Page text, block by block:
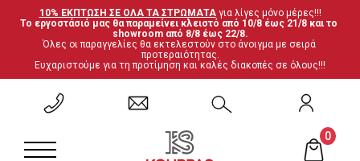
10% ΕΚΠΤΩΣΗ ΣΕ ΟΛΑ ΤΑ ΣΤΡΩΜΑΤΑ για λίγες μόνο μέρες!!!
Το εργοστάσιό μας θα παραμείνει κλειστό από 10/8 έως 21/8 και το
showroom από 8/8 έως 22/8.
Όλες οι παραγγελίες θα εκτελεστούν στο άνοιγμα με σειρά
προτεραιότητας.
Ευχαριστούμε για τη προτίμηση και καλές διακοπές σε όλους!!!
0
ΕΠΙΣΤΡΟΦΗ
Σετ Υπνοδωματίου
ΕΠΙΣΤΡΟΦΗ
Ανατομικά
ΕΠΙΣΤΡΟΦΗ
Καρέκλες
ΕΠΙΣΤΡΟΦΗ
Έπιπλα ξενοδοχείου